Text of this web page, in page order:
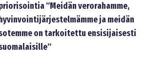
”Meidän verorahamme,
ja meidän
on tarkoitettu ensisijaisesti